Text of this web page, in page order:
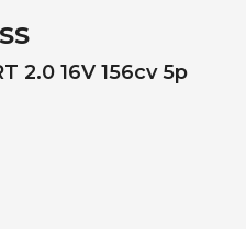
2.0 16V 156cv 5p